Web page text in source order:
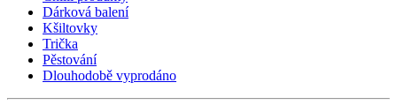
Dárková balení
Kšiltovky
Trička
Pěstování
Dlouhodobě vyprodáno